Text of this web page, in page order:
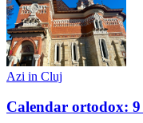
Azi in Cluj
Calendar ortodox: 9